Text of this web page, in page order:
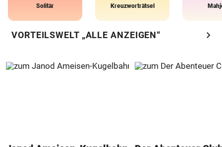
Solitär Kreuzworträtsel
VORTEILSWELT „ALLE ANZEIGEN“ chevron_right